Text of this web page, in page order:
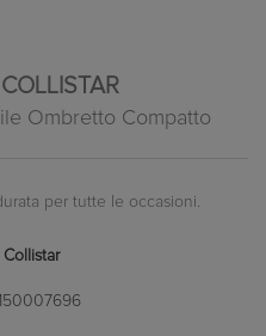
COLLISTAR
Ombretto Compatto
per tutte le occasioni.
Collistar